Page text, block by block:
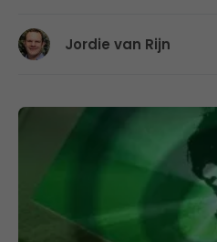
Jordie van Rijn